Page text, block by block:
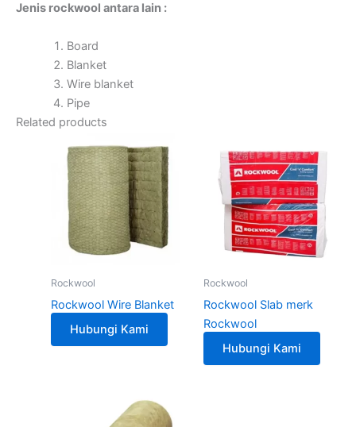
Jenis rockwool antara lain :
Board
Blanket
Wire blanket
Pipe
Related products
Rockwool
Rockwool Wire Blanket
Hubungi Kami
Rockwool
Rockwool Slab merk
Rockwool
Hubungi Kami